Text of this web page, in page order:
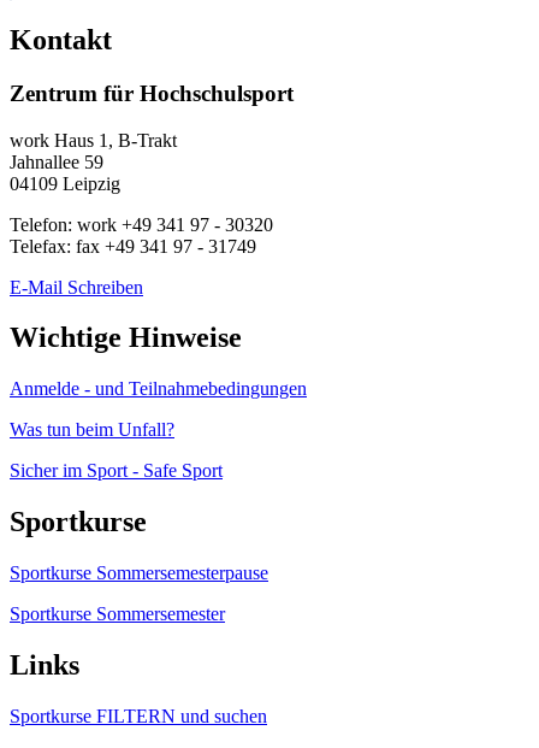
Kontakt
Zentrum für Hochschulsport
work Haus 1, B-Trakt
Jahnallee 59
04109 Leipzig
Telefon: work +49 341 97 - 30320
Telefax: fax +49 341 97 - 31749
E-Mail Schreiben
Wichtige Hinweise
Anmelde - und Teilnahmebedingungen
Was tun beim Unfall?
Sicher im Sport - Safe Sport
Sportkurse
Sportkurse Sommersemesterpause
Sportkurse Sommersemester
Links
Sportkurse FILTERN und suchen